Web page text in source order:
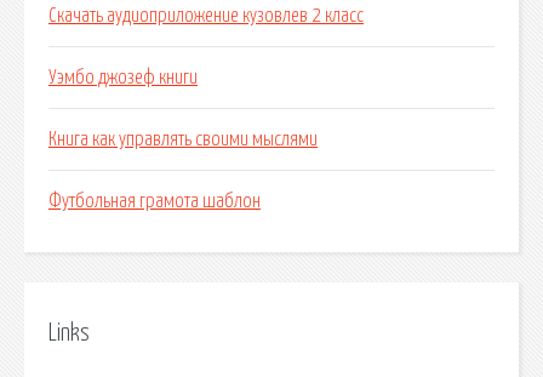
Скачать аудиоприложение кузовлев 2 класс
Уэмбо джозеф книги
Книга как управлять своими мыслями
Футбольная грамота шаблон
Links